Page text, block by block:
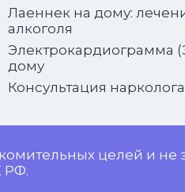
Лаеннек на дому:
алкоголя
Электрокардиограмма
дому
Консультация нарколога
целей и не
РФ.